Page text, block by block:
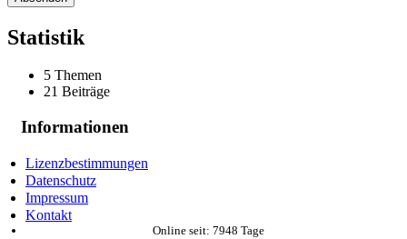
Statistik
5 Themen
21 Beiträge
Informationen
Lizenzbestimmungen
Datenschutz
Impressum
Kontakt
Online seit: 7948 Tage